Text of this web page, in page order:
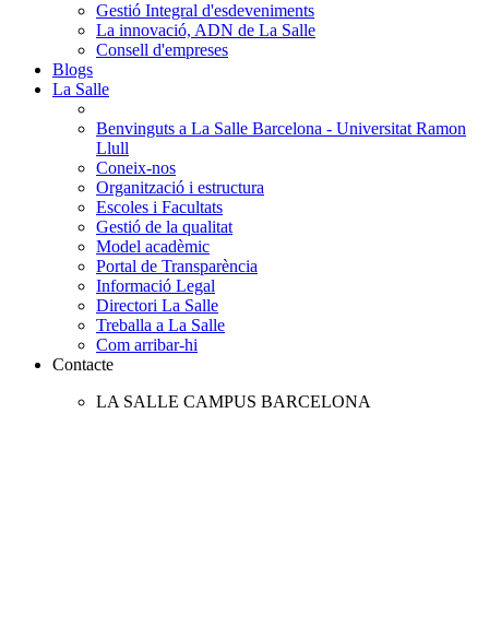
Gestió Integral d'esdeveniments
La innovació, ADN de La Salle
Consell d'empreses
Blogs
La Salle
Benvinguts a La Salle Barcelona - Universitat Ramon
Llull
Coneix-nos
Organització i estructura
Escoles i Facultats
Gestió de la qualitat
Model acadèmic
Portal de Transparència
Informació Legal
Directori La Salle
Treballa a La Salle
Com arribar-hi
Contacte
LA SALLE CAMPUS BARCELONA